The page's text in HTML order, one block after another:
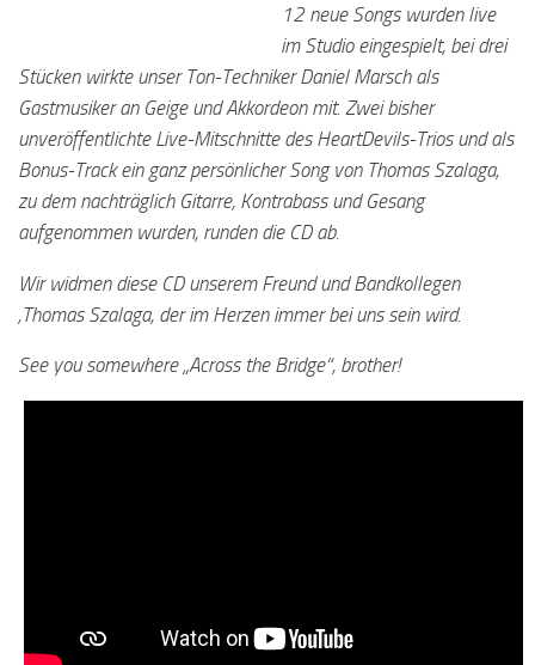
12 neue Songs wurden live
im Studio eingespielt, bei drei
Stücken wirkte unser Ton-Techniker Daniel Marsch als
Gastmusiker an Geige und Akkordeon mit. Zwei bisher
unveröffentlichte Live-Mitschnitte des HeartDevils-Trios und als
Bonus-Track ein ganz persönlicher Song von Thomas Szalaga,
zu dem nachträglich Gitarre, Kontrabass und Gesang
aufgenommen wurden, runden die CD ab.
Wir widmen diese CD unserem Freund und Bandkollegen
‚Thomas Szalaga, der im Herzen immer bei uns sein wird.
See you somewhere „Across the Bridge“, brother!